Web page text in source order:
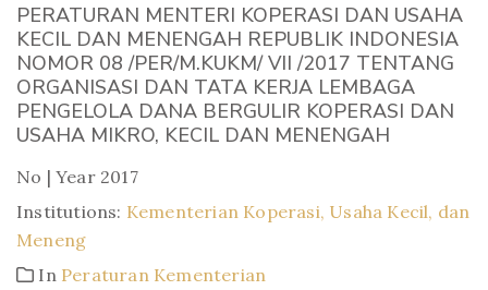
PERATURAN MENTERI KOPERASI DAN USAHA
KECIL DAN MENENGAH REPUBLIK INDONESIA
NOMOR 08 /PER/M.KUKM/ VII /2017 TENTANG
ORGANISASI DAN TATA KERJA LEMBAGA
PENGELOLA DANA BERGULIR KOPERASI DAN
USAHA MIKRO, KECIL DAN MENENGAH
No | Year 2017
Institutions: Kementerian Koperasi, Usaha Kecil, dan
Meneng
In Peraturan Kementerian